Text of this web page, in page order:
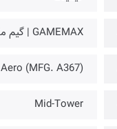
GAMEMAX | گیم مکس
Aero (MFG. A367)
Mid-Tower